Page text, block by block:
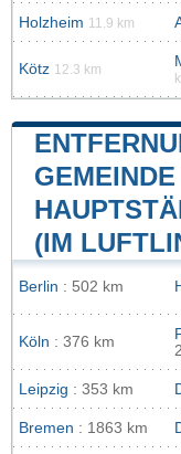
Holzheim 11.9 km
Kötz 12.3 km
(IM
Berlin : 502 km
Köln : 376 km
Leipzig : 353 km
Bremen : 1863 km